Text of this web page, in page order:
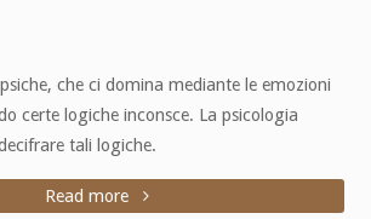
psiche, che ci domina mediante le emozioni
certe logiche inconsce. La psicologia
tali logiche.
Read more